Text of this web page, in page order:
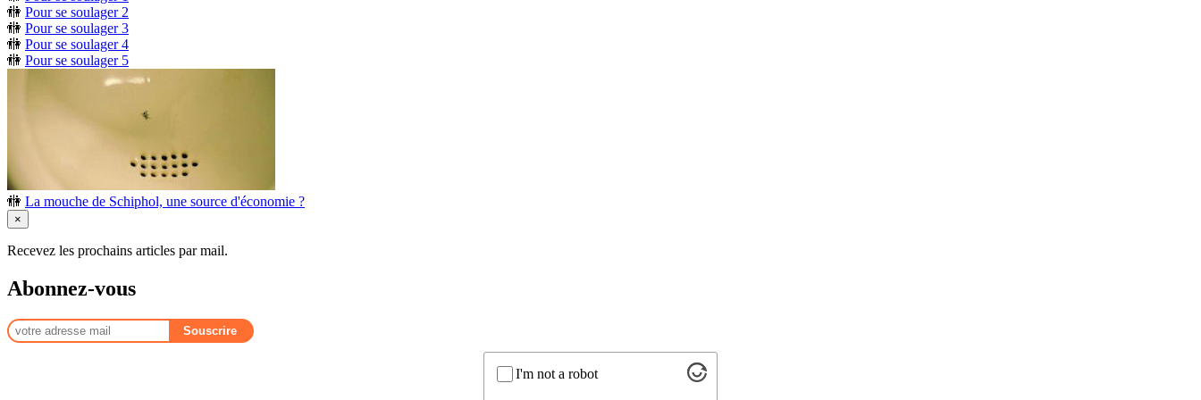
🚻 Pour se soulager 2
🚻 Pour se soulager 3
🚻 Pour se soulager 4
🚻 Pour se soulager 5
🚻 La mouche de Schiphol, une source d'économie ?
×
Recevez les prochains articles par mail.
Abonnez-vous
I'm not a robot